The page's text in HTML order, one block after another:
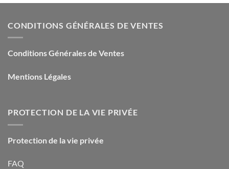
CONDITIONS GÉNÉRALES DE VENTES
Conditions Générales de Ventes
Mentions Légales
PROTECTION DE LA VIE PRIVÉE
Protection de la vie privée
FAQ